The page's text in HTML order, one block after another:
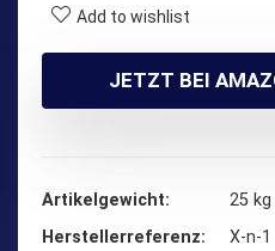
Add to wishlist
JETZT BEI
Artikelgewicht
‎25 kg
Herstellerreferenz
‎X-n-1